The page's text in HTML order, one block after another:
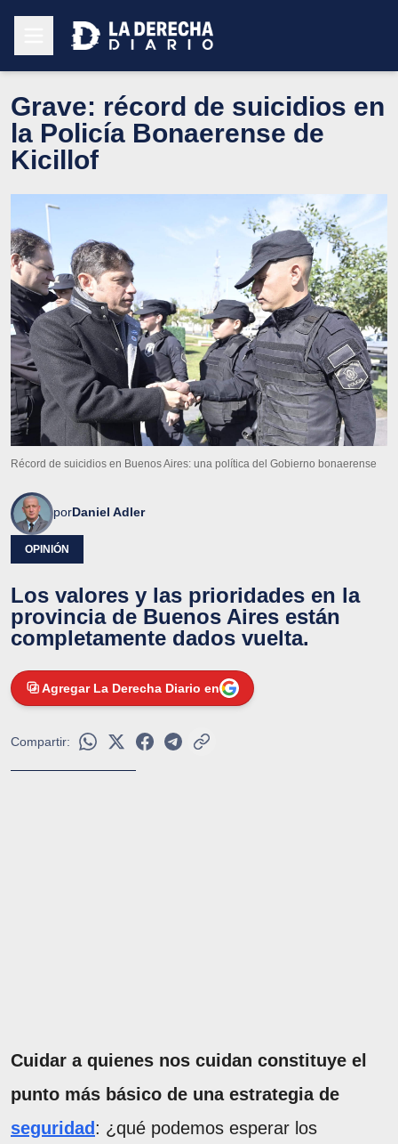
Grave: récord de suicidios en
la Policía Bonaerense de
Kicillof
Récord de suicidios en Buenos Aires: una política del Gobierno bonaerense
porDaniel Adler
OPINIÓN
Los valores y las prioridades en la
provincia de Buenos Aires están
completamente dados vuelta.
Agregar La Derecha Diario en
Compartir:
Cuidar a quienes nos cuidan constituye el
punto más básico de una estrategia de
seguridad : ¿qué podemos esperar los